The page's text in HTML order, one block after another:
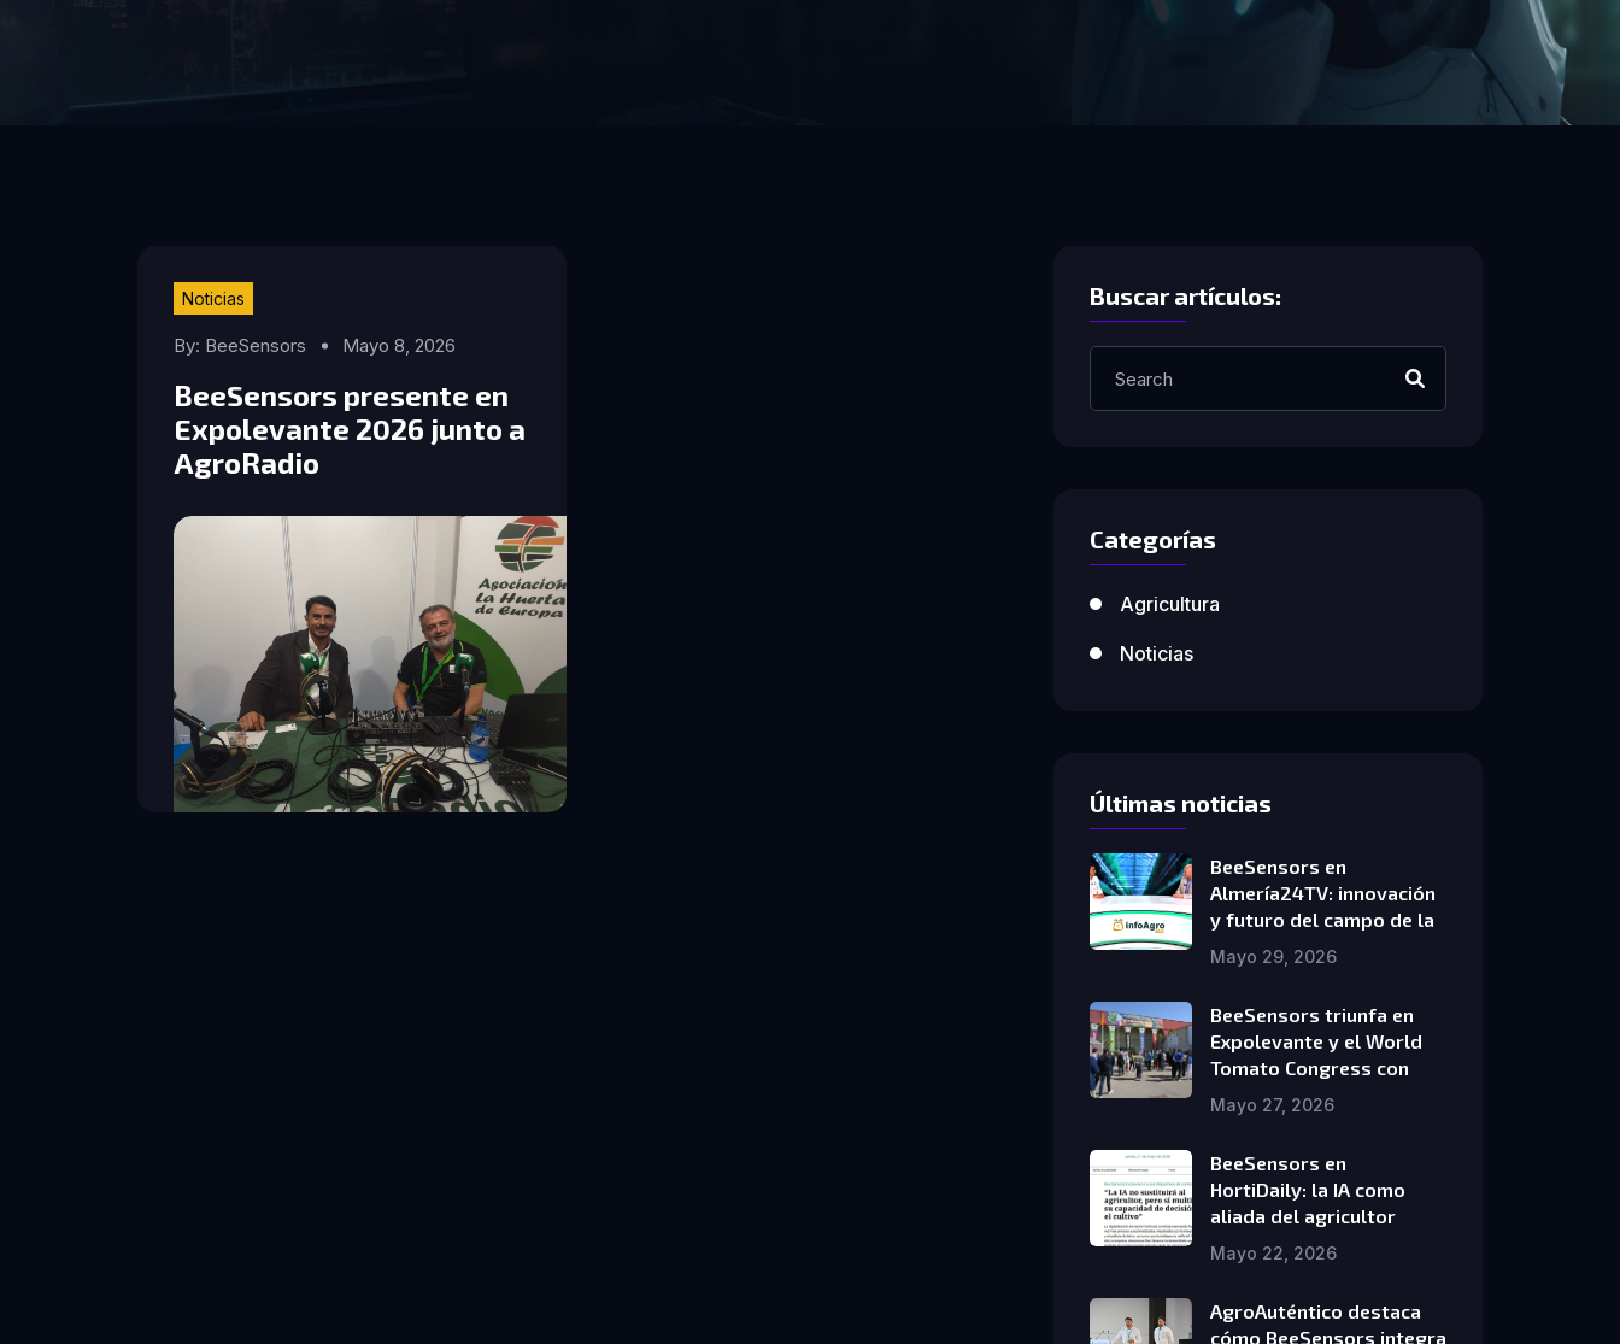
Noticias
By: BeeSensors Mayo 8, 2026
BeeSensors presente en
Expolevante 2026 junto a
AgroRadio
Buscar artículos:
Categorías
Agricultura
Noticias
Últimas noticias
BeeSensors en
Almería24TV: innovación
y futuro del campo de la
Mayo 29, 2026
BeeSensors triunfa en
Expolevante y el World
Tomato Congress con
Mayo 27, 2026
BeeSensors en
HortiDaily: la IA como
aliada del agricultor
Mayo 22, 2026
AgroAuténtico destaca
cómo BeeSensors integra